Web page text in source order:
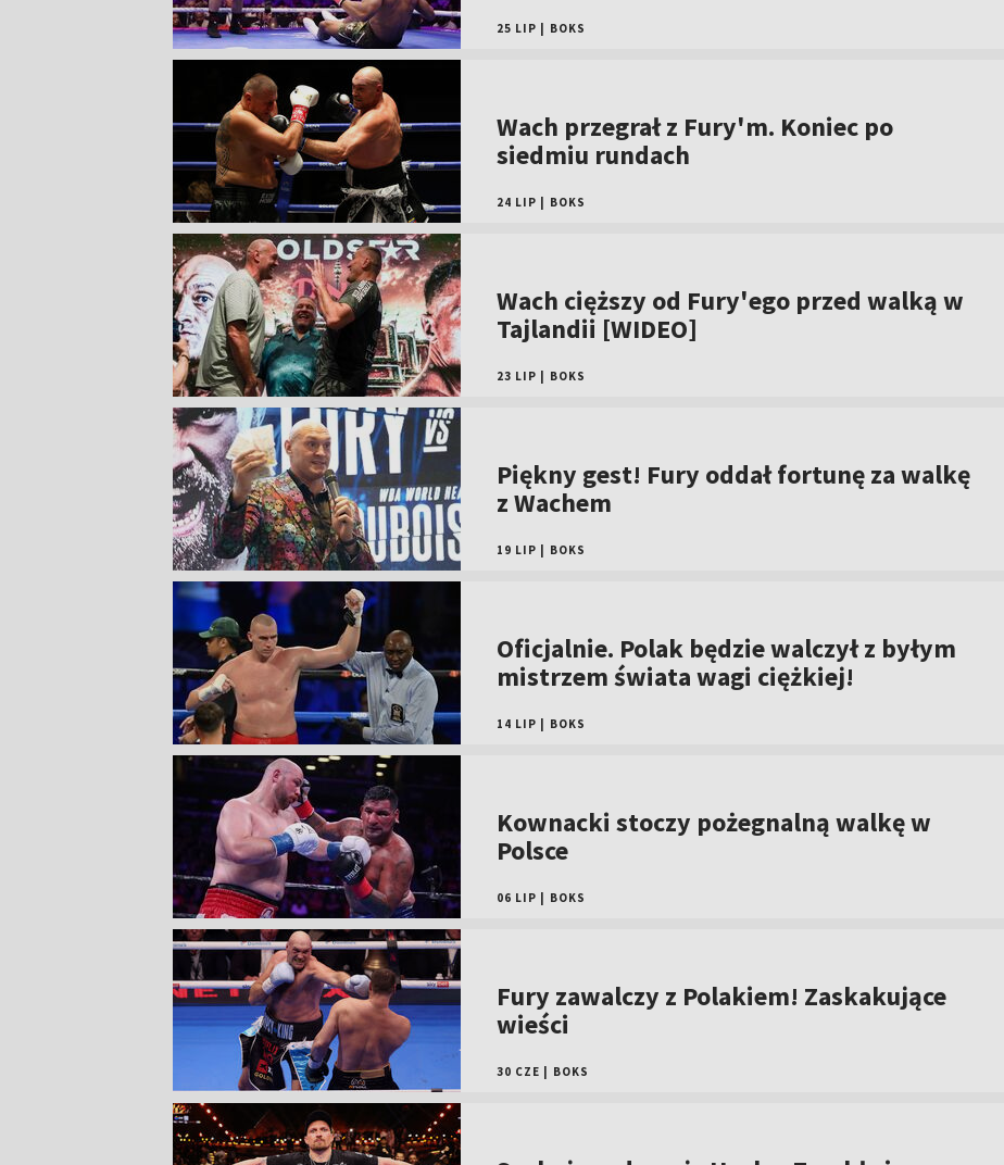
25 LIP BOKS
Wach przegrał z Fury'm. Koniec po
siedmiu rundach
24 LIP BOKS
Wach cięższy od Fury'ego przed walką w
Tajlandii [WIDEO]
23 LIP BOKS
Piękny gest! Fury oddał fortunę za walkę
z Wachem
19 LIP BOKS
Oficjalnie. Polak będzie walczył z byłym
mistrzem świata wagi ciężkiej!
14 LIP BOKS
Kownacki stoczy pożegnalną walkę w
Polsce
06 LIP BOKS
Fury zawalczy z Polakiem! Zaskakujące
wieści
30 CZE BOKS